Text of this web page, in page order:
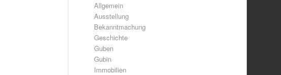
Allgemein
Ausstellung
Bekanntmachung
Geschichte
Guben
Gubin
Immobilien